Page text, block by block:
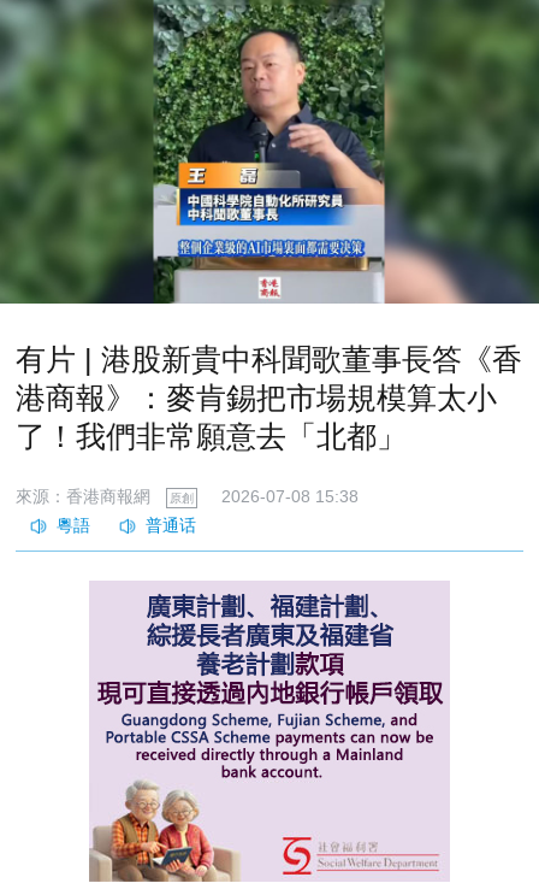
有片 | 港股新貴中科聞歌董事長答《香
港商報》：麥肯錫把市場規模算太小
了！我們非常願意去「北都」
來源：香港商報網 原創 2026-07-08 15:38